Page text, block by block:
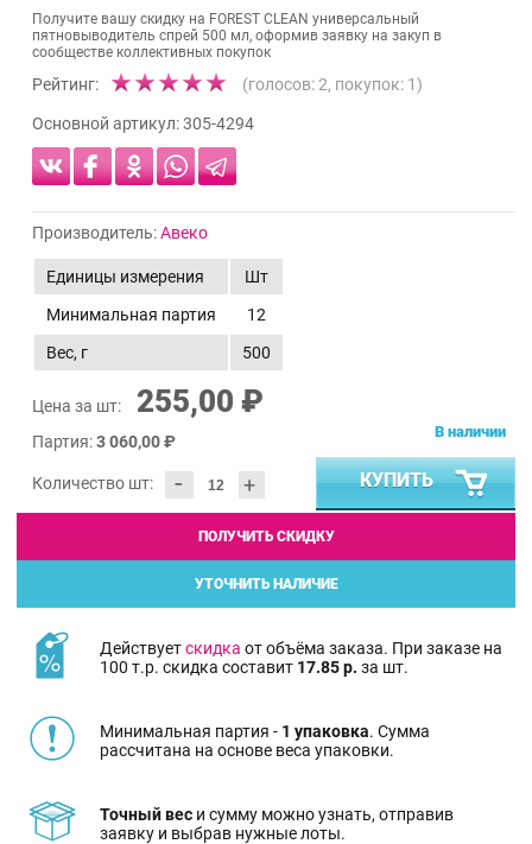
Получите вашу скидку на FOREST CLEAN универсальный
пятновыводитель спрей 500 мл, оформив заявку на закуп в
сообществе коллективных покупок
Рейтинг: (голосов:2, покупок: 1)
Основной артикул:305-4294
Производитель:Авеко
Единицы измерения
Шт
Минимальная партия
12
Вес, г
500
Цена за шт: 255,00 ₽
Партия:3 060,00 ₽
Количество шт: - +
В наличии
КУПИТЬ
ПОЛУЧИТЬ СКИДКУ
УТОЧНИТЬ НАЛИЧИЕ
Действуетскидка от объёма заказа. При заказе на
100 т.р. скидка составит 17.85 р. за шт.
Минимальная партия - 1 упаковка. Сумма
рассчитана на основе веса упаковки.
Точный вес и сумму можно узнать, отправив
заявку и выбрав нужные лоты.